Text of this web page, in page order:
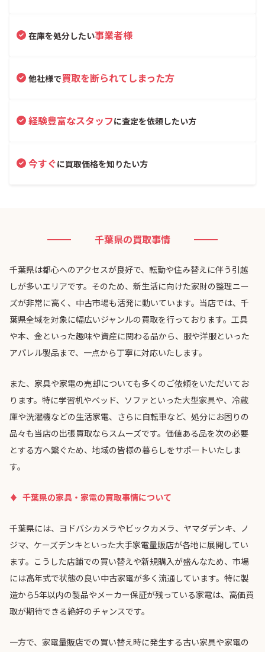
在庫を処分したい事業者様
他社様で買取を断られてしまった方
経験豊富なスタッフに査定を依頼したい方
今すぐに買取価格を知りたい方
千葉県の買取事情
千葉県は都心へのアクセスが良好で、転勤や住み替えに伴う引越
しが多いエリアです。そのため、新生活に向けた家財の整理ニー
ズが非常に高く、中古市場も活発に動いています。当店では、千
葉県全域を対象に幅広いジャンルの買取を行っております。工具
や本、金といった趣味や資産に関わる品から、服や洋服といった
アパレル製品まで、一点から丁寧に対応いたします。
また、家具や家電の売却についても多くのご依頼をいただいてお
ります。特に学習机やベッド、ソファといった大型家具や、冷蔵
庫や洗濯機などの生活家電、さらに自転車など、処分にお困りの
品々も当店の出張買取ならスムーズです。価値ある品を次の必要
とする方へ繋ぐため、地域の皆様の暮らしをサポートいたしま
す。
千葉県の家具・家電の買取事情について
千葉県には、ヨドバシカメラやビックカメラ、ヤマダデンキ、ノ
ジマ、ケーズデンキといった大手家電量販店が各地に展開してい
ます。こうした店舗での買い替えや新規購入が盛んなため、市場
には高年式で状態の良い中古家電が多く流通しています。特に製
造から5年以内の製品やメーカー保証が残っている家電は、高価買
取が期待できる絶好のチャンスです。
一方で、家電量販店での買い替え時に発生する古い家具や家電の